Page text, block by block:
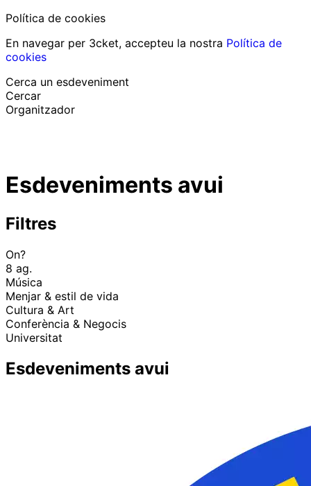
Política de cookies
En navegar per 3cket, accepteu la nostra Política de
cookies
Cerca un esdeveniment
Cercar
Organitzador
Suport al participantHe perdut la meva entrada
Esdeveniments avui
Filtres
On?
8 ag.
Música
Menjar & estil de vida
Cultura & Art
Conferència & Negocis
Universitat
Esdeveniments avui